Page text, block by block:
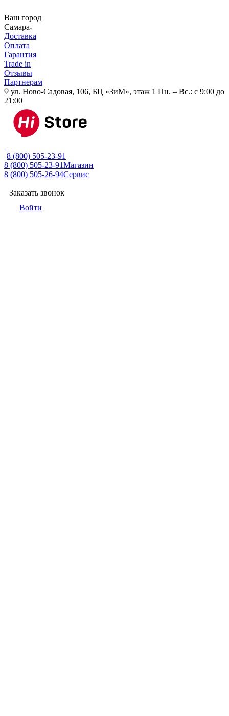
Ваш город
Самара
Доставка
Оплата
Гарантия
Trade in
Отзывы
Партнерам
ул. Ново-Садовая, 106, БЦ «ЗиМ», этаж 1 Пн. – Вс.: с 9:00 до
21:00
8 (800) 505-23-91
8 (800) 505-23-91Магазин
8 (800) 505-26-94Сервис
Заказать звонок
Войти